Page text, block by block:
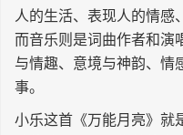
人的生活、表现人的情感
而音乐则是词曲作者和演
与情趣、意境与神韵、情
事。
小乐这首《万能月亮》就